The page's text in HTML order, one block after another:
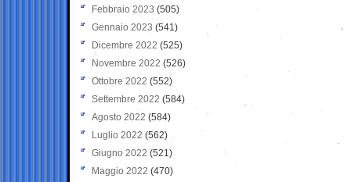
Febbraio 2023 (505)
Gennaio 2023 (541)
Dicembre 2022 (525)
Novembre 2022 (526)
Ottobre 2022 (552)
Settembre 2022 (584)
Agosto 2022 (584)
Luglio 2022 (562)
Giugno 2022 (521)
Maggio 2022 (470)